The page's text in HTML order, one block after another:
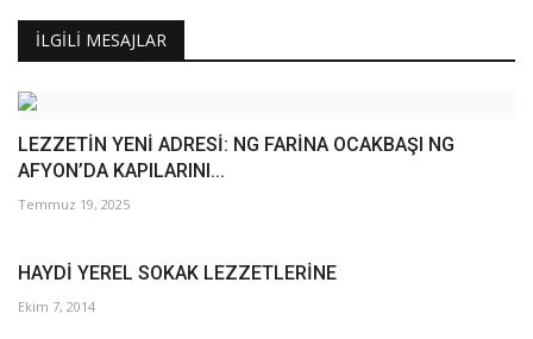
İLGILI MESAJLAR
LEZZETİN YENİ ADRESİ: NG FARİNA OCAKBAŞI NG
AFYON’DA KAPILARINI...
Temmuz 19, 2025
HAYDİ YEREL SOKAK LEZZETLERİNE
Ekim 7, 2014